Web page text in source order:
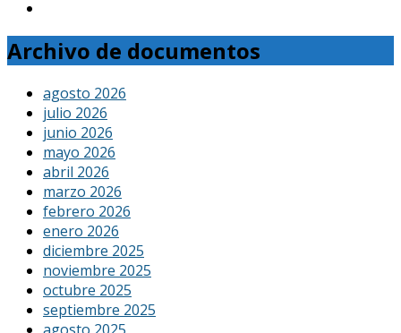
Archivo de documentos
agosto 2026
julio 2026
junio 2026
mayo 2026
abril 2026
marzo 2026
febrero 2026
enero 2026
diciembre 2025
noviembre 2025
octubre 2025
septiembre 2025